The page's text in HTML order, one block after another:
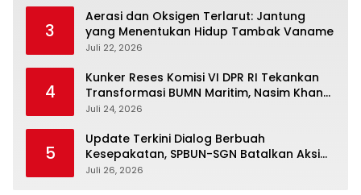
3
Aerasi dan Oksigen Terlarut: Jantung
yang Menentukan Hidup Tambak Vaname
Juli 22, 2026
4
Kunker Reses Komisi VI DPR RI Tekankan
Transformasi BUMN Maritim, Nasim Khan
Kawal Penguatan Sektor Laut
Juli 24, 2026
5
Update Terkini Dialog Berbuah
Kesepakatan, SPBUN-SGN Batalkan Aksi
Nasional Setelah Holding Penuhi Sejumlah
Juli 26, 2026